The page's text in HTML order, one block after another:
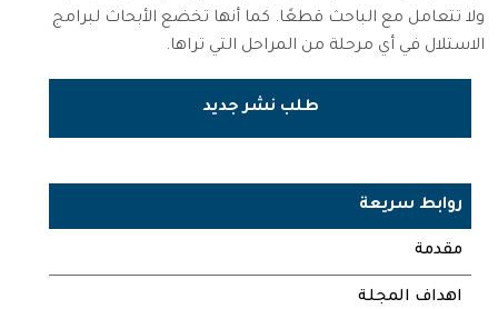
ولا تتعامل مع الباحث قطعًا. كما أنها تخضع الأبحاث لبرامج
الاستلال في أي مرحلة من المراحل التي تراها.
طلب نشر جديد
روابط سريعة
مقدمة
اهداف المجلة